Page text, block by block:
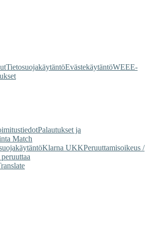
TietosuojakäytäntöEvästekäytäntöWEEE-
Palautukset ja
Match
Klarna UKKPeruuttamisoikeus /